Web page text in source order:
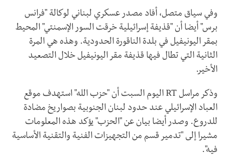
وفي سياق متصل، أفاد مصدر عسكري لبناني لوكالة "فرانس
برس" أيضا أن "قذيفة إسرائيلية خرقت السور الإسمنتي" المحيط
بمقر اليونيفيل في بلدة الناقورة الحدودية. وهذه هي المرة
الثانية التي تطال فيها قذيفة مقر اليونيفيل خلال التصعيد
الأخير.
وذكر مراسل RT اليوم السبت أن "حزب الله" استهدف موقع
العباد الإسرائيلي عند حدود لبنان الجنوبية بصواريخ مضادة
للدروع. وصدر أيضا بيان عن "الحزب" يؤكد هذه المعلومات
مشيرا إلى "تدمير قسم من التجهيزات الفنية والتقنية الأساسية
فيه".